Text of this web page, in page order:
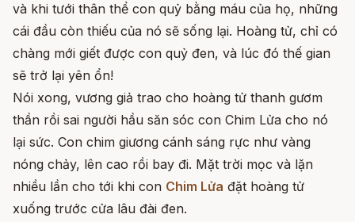
và khi tưới thân thể con quỷ bằng máu của họ, những
cái đầu còn thiếu của nó sẽ sống lại. Hoàng tử, chỉ có
chàng mới giết được con quỷ đen, và lúc đó thế gian
sẽ trở lại yên ổn!
Nói xong, vương giả trao cho hoàng tử thanh gươm
thần rồi sai người hầu săn sóc con Chim Lửa cho nó
lại sức. Con chim giương cánh sáng rực như vàng
nóng chảy, lên cao rồi bay đi. Mặt trời mọc và lặn
nhiều lần cho tới khi con Chim Lửa đặt hoàng tử
xuống trước cửa lâu đài đen.